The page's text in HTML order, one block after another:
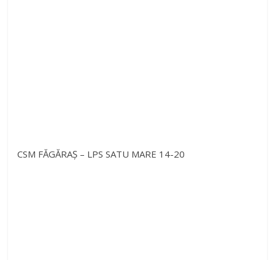
CSM FĂGĂRAȘ – LPS SATU MARE 14-20